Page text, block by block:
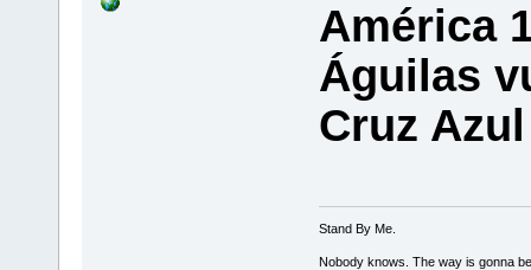
América
Águilas
Cruz
Stand By Me.
Nobody knows. The way is gonna